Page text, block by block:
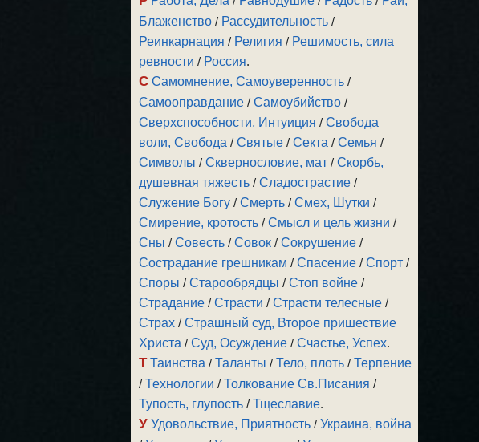
Блаженство / Рассудительность /
Реинкарнация / Религия / Решимость, сила
ревности / Россия.
С Самомнение, Самоуверенность /
Самооправдание /Самоубийство /
Сверхспособности, Интуиция /Свобода
воли, Свобода /Святые /Секта /Семья /
Символы /Сквернословие, мат /Скорбь,
душевная тяжесть /Сладострастие /
Служение Богу /Смерть /Смех, Шутки /
Смирение, кротость /Смысл и цель жизни /
Сны /Совесть /Совок /Сокрушение /
Сострадание грешникам /Спасение /Спорт /
Споры /Старообрядцы /Стоп войне /
Страдание /Страсти /Страсти телесные /
Страх /Страшный суд, Второе пришествие
Христа /Суд, Осуждение /Счастье, Успех.
Т Таинства /Таланты /Тело, плоть /Терпение
/Технологии /Толкование Св.Писания /
Тупость, глупость /Тщеславие.
У Удовольствие, Приятность /Украина, война